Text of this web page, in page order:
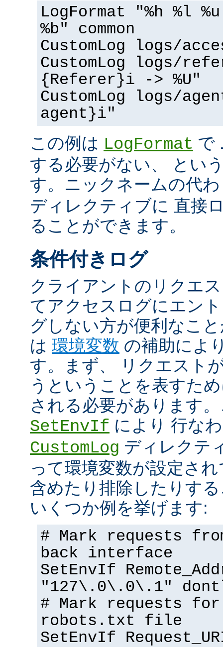
LogFormat "%h %l
%b" common
CustomLog logs/
CustomLog logs/
{Referer}i -> %U"
CustomLog logs/
agent}i"
この例は LogFormat で
する必要がない、 とい
す。ニックネームの代
ディレクティブに 直接
ることができます。
条件付きログ
クライアントのリクエ
てアクセスログにエン
グしない方が便利なこ
は 環境変数 の補助によ
す。まず、 リクエスト
うということを表すた
される必要があります
SetEnvIf により 行な
CustomLog ディレクテ
って環境変数が設定さ
含めたり排除したりす
いくつか例を挙げます:
# Mark requests
back interface
SetEnvIf
"127\.0\.0\.1"
# Mark requests
robots.txt file
SetEnvIf